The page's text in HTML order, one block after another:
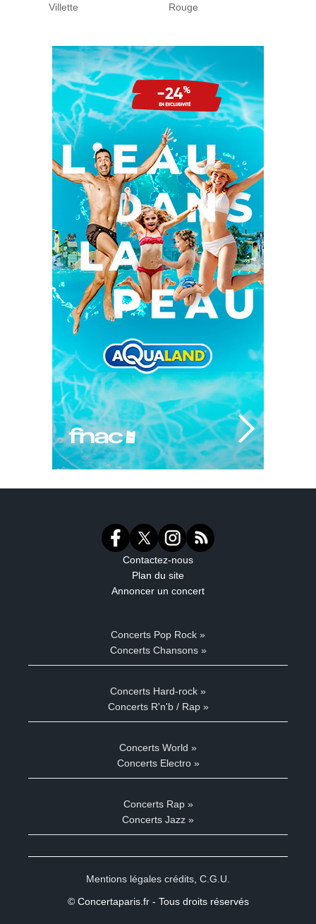
Villette
Rouge
Contactez-nous
Plan du site
Annoncer un concert
Concerts Pop Rock »
Concerts Chansons »
Concerts Hard-rock »
Concerts R'n'b / Rap »
Concerts World »
Concerts Electro »
Concerts Rap »
Concerts Jazz »
Mentions légales crédits C.G.U.
© Concertaparis.fr - Tous droits réservés